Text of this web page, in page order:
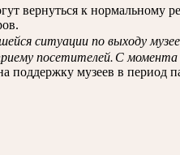
вернуться к нормальному
ситуации по выходу
посетителей. С
поддержку музеев в период